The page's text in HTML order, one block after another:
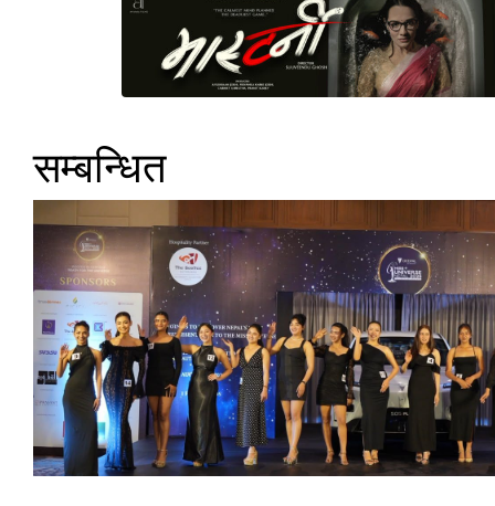
सम्बन्धित